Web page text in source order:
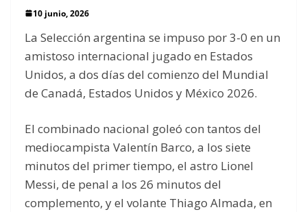
10 junio, 2026
La Selección argentina se impuso por 3-0 en un
amistoso internacional jugado en Estados
Unidos, a dos días del comienzo del Mundial
de Canadá, Estados Unidos y México 2026.
El combinado nacional goleó con tantos del
mediocampista Valentín Barco, a los siete
minutos del primer tiempo, el astro Lionel
Messi, de penal a los 26 minutos del
complemento, y el volante Thiago Almada, en